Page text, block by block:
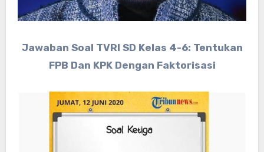
Jawaban Soal TVRI SD Kelas 4-6: Tentukan
FPB Dan KPK Dengan Faktorisasi